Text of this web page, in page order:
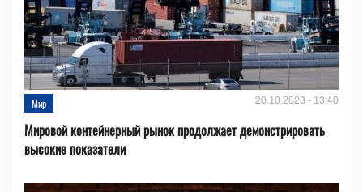
Мир 20.10.2023 - 13:40
Мировой контейнерный рынок продолжает демонстрировать
высокие показатели